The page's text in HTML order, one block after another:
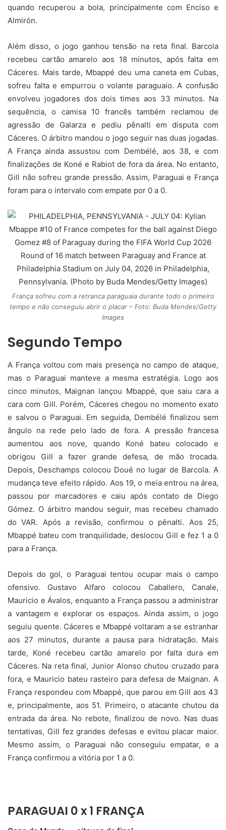
quando recuperou a bola, principalmente com Enciso e
Almirón.
Além disso, o jogo ganhou tensão na reta final. Barcola
recebeu cartão amarelo aos 18 minutos, após falta em
Cáceres. Mais tarde, Mbappé deu uma caneta em Cubas,
sofreu falta e empurrou o volante paraguaio. A confusão
envolveu jogadores dos dois times aos 33 minutos. Na
sequência, o camisa 10 francês também reclamou de
agressão de Galarza e pediu pênalti em disputa com
Cáceres. O árbitro mandou o jogo seguir nas duas jogadas.
A França ainda assustou com Dembélé, aos 38, e com
finalizações de Koné e Rabiot de fora da área. No entanto,
Gill não sofreu grande pressão. Assim, Paraguai e França
foram para o intervalo com empate por 0 a 0.
França sofreu com a retranca paraguaia durante todo o primeiro
tempo e não conseguiu abrir o placar – Foto: Buda Mendes/Getty
Images
Segundo Tempo
A França voltou com mais presença no campo de ataque,
mas o Paraguai manteve a mesma estratégia. Logo aos
cinco minutos, Maignan lançou Mbappé, que saiu cara a
cara com Gill. Porém, Cáceres chegou no momento exato
e salvou o Paraguai. Em seguida, Dembélé finalizou sem
ângulo na rede pelo lado de fora. A pressão francesa
aumentou aos nove, quando Koné bateu colocado e
obrigou Gill a fazer grande defesa, de mão trocada.
Depois, Deschamps colocou Doué no lugar de Barcola. A
mudança teve efeito rápido. Aos 19, o meia entrou na área,
passou por marcadores e caiu após contato de Diego
Gómez. O árbitro mandou seguir, mas recebeu chamado
do VAR. Após a revisão, confirmou o pênalti. Aos 25,
Mbappé bateu com tranquilidade, deslocou Gill e fez 1 a 0
para a França.
Depois do gol, o Paraguai tentou ocupar mais o campo
ofensivo. Gustavo Alfaro colocou Caballero, Canale,
Mauricio e Ávalos, enquanto a França passou a administrar
a vantagem e explorar os espaços. Ainda assim, o jogo
seguiu quente. Cáceres e Mbappé voltaram a se estranhar
aos 27 minutos, durante a pausa para hidratação. Mais
tarde, Koné recebeu cartão amarelo por falta dura em
Cáceres. Na reta final, Junior Alonso chutou cruzado para
fora, e Mauricio bateu rasteiro para defesa de Maignan. A
França respondeu com Mbappé, que parou em Gill aos 43
e, principalmente, aos 51. Primeiro, o atacante chutou da
entrada da área. No rebote, finalizou de novo. Nas duas
tentativas, Gill fez grandes defesas e evitou placar maior.
Mesmo assim, o Paraguai não conseguiu empatar, e a
França confirmou a vitória por 1 a 0.
PARAGUAI 0 x 1 FRANÇA